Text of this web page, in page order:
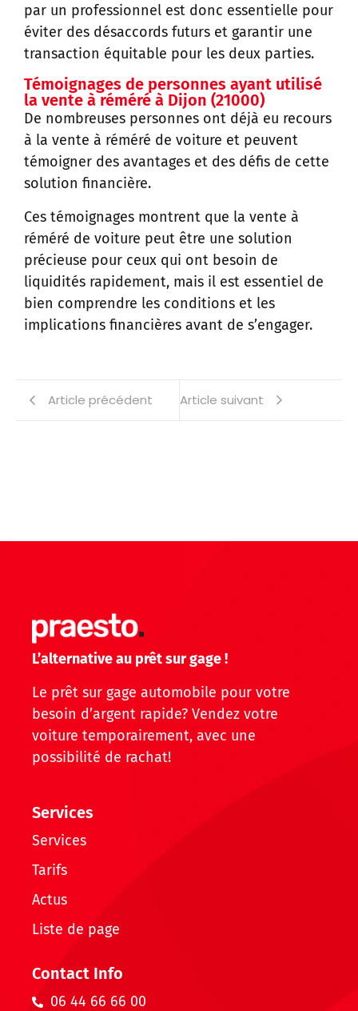
par un professionnel est donc essentielle pour
éviter des désaccords futurs et garantir une
transaction équitable pour les deux parties.
Témoignages de personnes ayant utilisé
la vente à réméré à Dijon (21000)
De nombreuses personnes ont déjà eu recours
à la vente à réméré de voiture et peuvent
témoigner des avantages et des défis de cette
solution financière.
Ces témoignages montrent que la vente à
réméré de voiture peut être une solution
précieuse pour ceux qui ont besoin de
liquidités rapidement, mais il est essentiel de
bien comprendre les conditions et les
implications financières avant de s’engager.
Article précédent Article suivant
L’alternative au prêt sur gage !
Le prêt sur gage automobile pour votre
besoin d’argent rapide? Vendez votre
voiture temporairement, avec une
possibilité de rachat!
Services
Services
Tarifs
Actus
Liste de page
Contact Info
06 44 66 66 00